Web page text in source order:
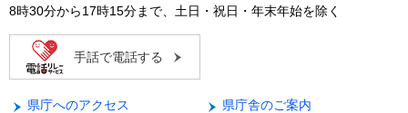
8時30分から17時15分まで、土日・祝日・年末年始を除く
手話で電話する
県庁へのアクセス
県庁舎のご案内